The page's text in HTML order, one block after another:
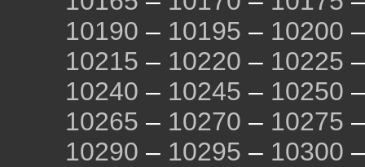
10190 – 10195 – 10200
10215 – 10220 – 10225
10240 – 10245 – 10250
10265 – 10270 – 10275
10290 – 10295 – 10300